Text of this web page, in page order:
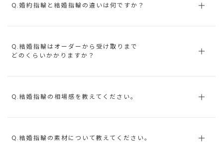
Q.婚約指輪と結婚指輪の違いは何ですか？
Q.結婚指輪はオーダーから受け取りまで
どのくらいかかりますか？
Q.結婚指輪の相場感を教えてください。
Q.結婚指輪の素材について教えてください。